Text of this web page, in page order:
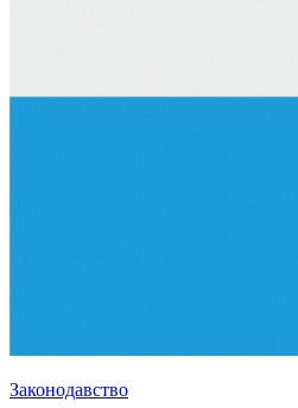
Законодавство